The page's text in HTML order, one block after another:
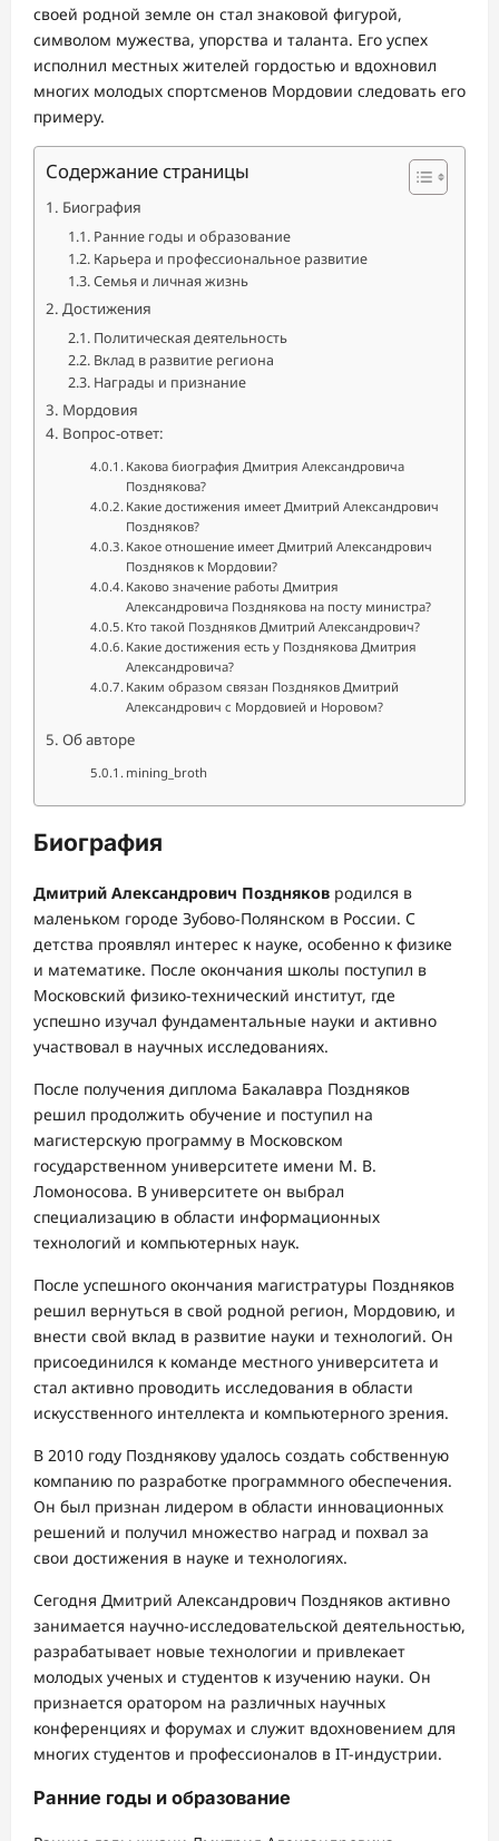
своей родной земле он стал знаковой фигурой,
символом мужества, упорства и таланта. Его успех
исполнил местных жителей гордостью и вдохновил
многих молодых спортсменов Мордовии следовать его
примеру.
Содержание страницы
Биография
Ранние годы и образование
Карьера и профессиональное развитие
Семья и личная жизнь
Достижения
Политическая деятельность
Вклад в развитие региона
Награды и признание
Мордовия
Вопрос-ответ:
Какова биография Дмитрия Александровича
Позднякова?
Какие достижения имеет Дмитрий Александрович
Поздняков?
Какое отношение имеет Дмитрий Александрович
Поздняков к Мордовии?
Каково значение работы Дмитрия
Александровича Позднякова на посту министра?
Кто такой Поздняков Дмитрий Александрович?
Какие достижения есть у Позднякова Дмитрия
Александровича?
Каким образом связан Поздняков Дмитрий
Александрович с Мордовией и Норовом?
Об авторе
mining_broth
Биография
Дмитрий Александрович Поздняков родился в
маленьком городе Зубово-Полянском в России. С
детства проявлял интерес к науке, особенно к физике
и математике. После окончания школы поступил в
Московский физико-технический институт, где
успешно изучал фундаментальные науки и активно
участвовал в научных исследованиях.
После получения диплома Бакалавра Поздняков
решил продолжить обучение и поступил на
магистерскую программу в Московском
государственном университете имени М. В.
Ломоносова. В университете он выбрал
специализацию в области информационных
технологий и компьютерных наук.
После успешного окончания магистратуры Поздняков
решил вернуться в свой родной регион, Мордовию, и
внести свой вклад в развитие науки и технологий. Он
присоединился к команде местного университета и
стал активно проводить исследования в области
искусственного интеллекта и компьютерного зрения.
В 2010 году Позднякову удалось создать собственную
компанию по разработке программного обеспечения.
Он был признан лидером в области инновационных
решений и получил множество наград и похвал за
свои достижения в науке и технологиях.
Сегодня Дмитрий Александрович Поздняков активно
занимается научно-исследовательской деятельностью,
разрабатывает новые технологии и привлекает
молодых ученых и студентов к изучению науки. Он
признается оратором на различных научных
конференциях и форумах и служит вдохновением для
многих студентов и профессионалов в IT-индустрии.
Ранние годы и образование